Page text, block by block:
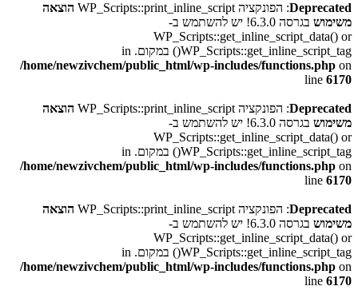
Deprecated: הפונקציה WP_Scripts::print_inline_script
הוצאה
משימוש
בגרסה 6.3.0! יש להשתמש ב-
WP_Scripts::get_inline_script_data() or
WP_Scripts::get_inline_script_tag() במקום. in
/home/newzivchem/public_html/wp-includes/functions.php on
line 6170
Deprecated: הפונקציה WP_Scripts::print_inline_script
הוצאה
משימוש
בגרסה 6.3.0! יש להשתמש ב-
WP_Scripts::get_inline_script_data() or
WP_Scripts::get_inline_script_tag() במקום. in
/home/newzivchem/public_html/wp-includes/functions.php on
line 6170
Deprecated: הפונקציה WP_Scripts::print_inline_script
הוצאה
משימוש
בגרסה 6.3.0! יש להשתמש ב-
WP_Scripts::get_inline_script_data() or
WP_Scripts::get_inline_script_tag() במקום. in
/home/newzivchem/public_html/wp-includes/functions.php on
line 6170